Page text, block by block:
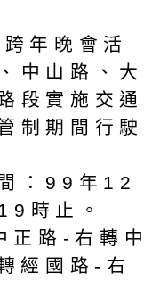
年晚會活
中山路、大
段實施交通
制期間行駛
：99年12
時止。
正路-右轉中
經國路-右